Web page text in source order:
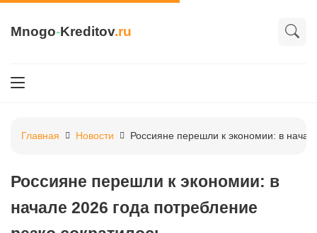
Mnogo-Kreditov.ru
Главная Новости Россияне перешли к экономии: в
Россияне перешли к экономии: в
начале 2026 года потребление